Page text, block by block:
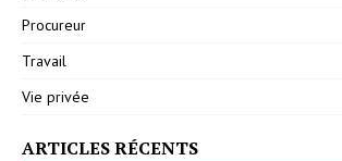
Procureur
Travail
Vie privée
ARTICLES RÉCENTS